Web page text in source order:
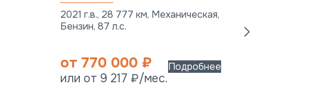
2021 г.в., 28 777 км, Механическая,
Бензин, 87 л.с.
от 770 000 ₽
или от 9 217 ₽/мес.
Подробнее